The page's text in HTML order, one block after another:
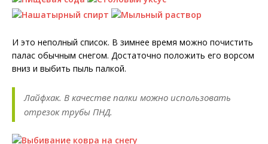
И это неполный список. В зимнее время можно почистить
палас обычным снегом. Достаточно положить его ворсом
вниз и выбить пыль палкой.
Лайфхак. В качестве палки можно использовать
отрезок трубы ПНД.